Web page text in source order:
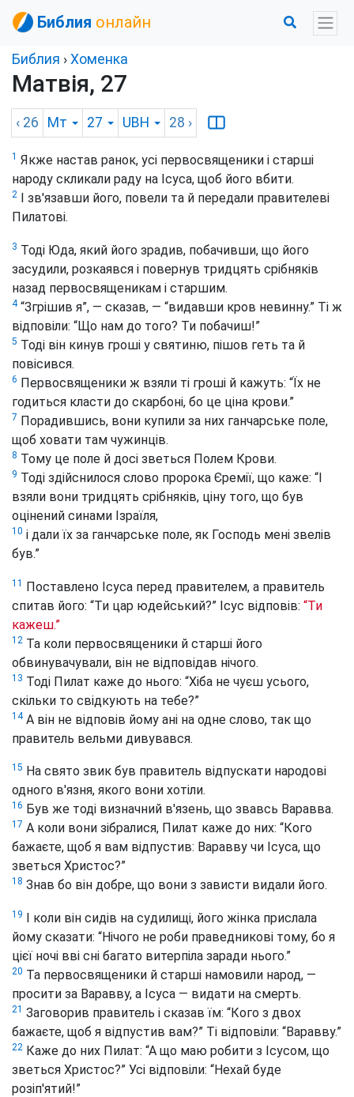
Библия онлайн
Библия › Хоменка
Матвія, 27
‹ 26 Мт 27 UBH 28 ›
1 Якже настав ранок, усі первосвященики і старші
народу скликали раду на Ісуса, щоб його вбити.
2
І зв'язавши його, повели та й передали правителеві
Пилатові.
3 Тоді Юда, який його зрадив, побачивши, що його
засудили, розкаявся і повернув тридцять срібняків
назад первосвященикам і старшим.
4“Згрішив я”, — сказав, — “видавши кров невинну.” Ті ж
відповіли: “Що нам до того? Ти побачиш!”
5 Тоді він кинув гроші у святиню, пішов геть та й
повісився.
6 Первосвященики ж взяли ті гроші й кажуть: “Їх не
годиться класти до скарбоні, бо це ціна крови.”
7 Порадившись, вони купили за них ганчарське поле,
щоб ховати там чужинців.
8 Тому це поле й досі зветься Полем Крови.
9 Тоді здійснилося слово пророка Єремії, що каже: “І
взяли вони тридцять срібняків, ціну того, що був
оцінений синами Ізраїля,
10 і дали їх за ганчарське поле, як Господь мені звелів
був.”
11 Поставлено Ісуса перед правителем, а правитель
спитав його: “Ти цар юдейський?” Ісус відповів: “Ти
кажеш.”
12 Та коли первосвященики й старші його
обвинувачували, він не відповідав нічого.
13 Тоді Пилат каже до нього: “Хіба не чуєш усього,
скільки то свідкують на тебе?”
14А він не відповів йому ані на одне слово, так що
правитель вельми дивувався.
15 На свято звик був правитель відпускати народові
одного в'язня, якого вони хотіли.
16 Був же тоді визначний в'язень, що звавсь Варавва.
17 А коли вони зібралися, Пилат каже до них: “Кого
бажаєте, щоб я вам відпустив: Варавву чи Ісуса, що
зветься Христос?”
18 Знав бо він добре, що вони з зависти видали його.
19 І коли він сидів на судилищі, його жінка прислала
йому сказати: “Нічого не роби праведникові тому, бо я
цієї ночі вві сні багато витерпіла заради нього.”
20 Та первосвященики й старші намовили народ, —
просити за Варавву, а Ісуса — видати на смерть.
21 Заговорив правитель і сказав їм: “Кого з двох
бажаєте, щоб я відпустив вам?” Ті відповіли: “Варавву.”
22 Каже до них Пилат: “А що маю робити з Ісусом, що
зветься Христос?” Усі відповіли: “Нехай буде
розіп'ятий!”